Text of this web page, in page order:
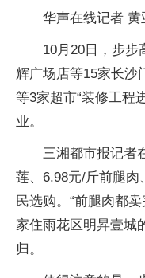
华声在线记者 黄
10月20日，步步
辉广场店等15家长沙
等3家超市“装修工程
业。
三湘都市报记者
莲、6.98元/斤前腿肉
民选购。“前腿肉都
家住雨花区明昇壹城
归。